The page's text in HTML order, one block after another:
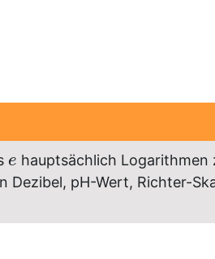
e hauptsächlich Logarithmen
Dezibel, pH-Wert, Richter-